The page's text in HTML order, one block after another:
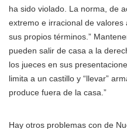
ha sido violado. La norma, de
extremo e irracional de
sus propios términos.”
pueden salir de casa a la
los jueces en sus
limita a un castillo y “llevar”
produce fuera de la casa.”
Hay otros problemas con de